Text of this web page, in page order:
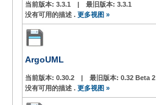
当前版本: 3.3.1 | 最旧版本: 3.3.1
没有可用的描述 . 更多视图 »
ArgoUML
当前版本: 0.30.2 | 最旧版本: 0.32 Beta 2
没有可用的描述 . 更多视图 »